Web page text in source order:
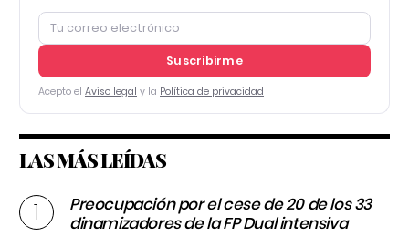
Suscribirme
Acepto el Aviso legal y la Política de privacidad
LAS MÁS LEÍDAS
Preocupación por el cese de 20 de los 33
dinamizadores de la FP Dual intensiva